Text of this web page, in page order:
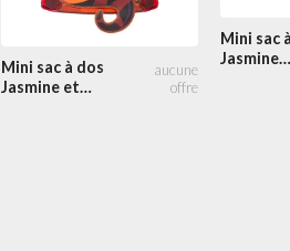
Mini sac à dos
Jasmine et
Mini sac
Jasmine